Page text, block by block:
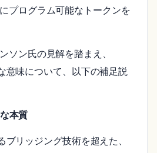
プログラム可能なトークンを
ソン氏の見解を踏まえ、
意味について、以下の補足説
本質
ブリッジング技術を超えた、